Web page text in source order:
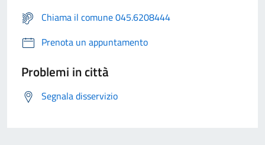
Chiama il comune 045.6208444
Prenota un appuntamento
Problemi in città
Segnala disservizio